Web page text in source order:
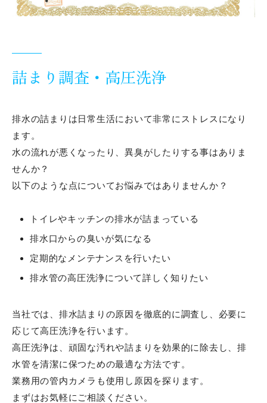
詰まり調査・高圧洗浄
排水の詰まりは日常生活において非常にストレスになり
ます。
水の流れが悪くなったり、異臭がしたりする事はありま
せんか？
以下のような点についてお悩みではありませんか？
トイレやキッチンの排水が詰まっている
排水口からの臭いが気になる
定期的なメンテナンスを行いたい
排水管の高圧洗浄について詳しく知りたい
当社では、排水詰まりの原因を徹底的に調査し、必要に
応じて高圧洗浄を行います。
高圧洗浄は、頑固な汚れや詰まりを効果的に除去し、排
水管を清潔に保つための最適な方法です。
業務用の管内カメラも使用し原因を探ります。
まずはお気軽にご相談ください。